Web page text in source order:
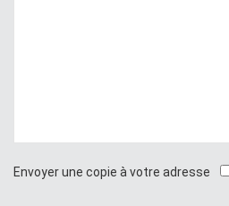
Envoyer une copie à votre adresse